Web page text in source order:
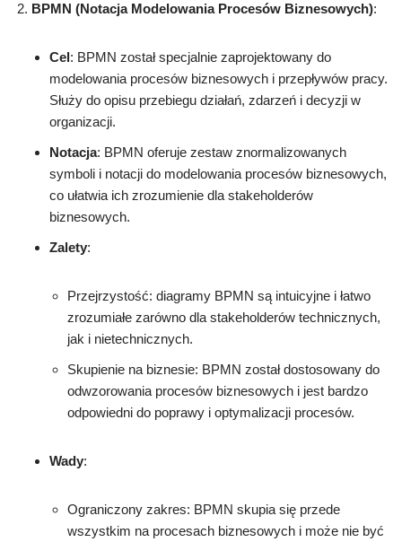
BPMN (Notacja Modelowania Procesów Biznesowych):
Cel: BPMN został specjalnie zaprojektowany do
modelowania procesów biznesowych i przepływów pracy.
Służy do opisu przebiegu działań, zdarzeń i decyzji w
organizacji.
Notacja: BPMN oferuje zestaw znormalizowanych
symboli i notacji do modelowania procesów biznesowych,
co ułatwia ich zrozumienie dla stakeholderów
biznesowych.
Zalety:
Przejrzystość: diagramy BPMN są intuicyjne i łatwo
zrozumiałe zarówno dla stakeholderów technicznych,
jak i nietechnicznych.
Skupienie na biznesie: BPMN został dostosowany do
odwzorowania procesów biznesowych i jest bardzo
odpowiedni do poprawy i optymalizacji procesów.
Wady:
Ograniczony zakres: BPMN skupia się przede
wszystkim na procesach biznesowych i może nie być